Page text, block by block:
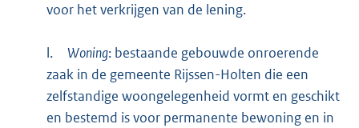
voor het verkrijgen van de lening.
l. Woning: bestaande gebouwde onroerende
zaak in de gemeente Rijssen-Holten die een
zelfstandige woongelegenheid vormt en geschikt
en bestemd is voor permanente bewoning en in